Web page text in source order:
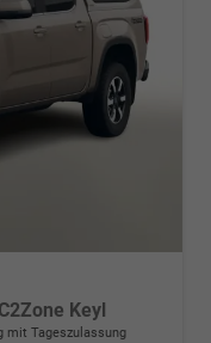
Keyl
mit Tageszulassung